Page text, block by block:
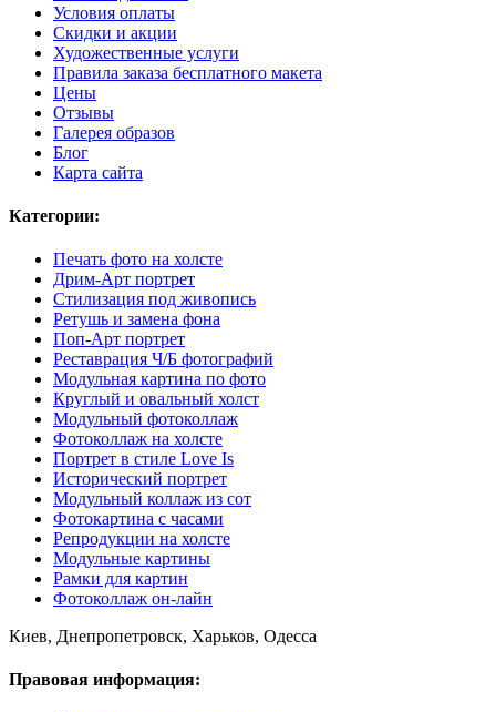
Условия оплаты
Скидки и акции
Художественные услуги
Правила заказа бесплатного макета
Цены
Отзывы
Галерея образов
Блог
Карта сайта
Категории:
Печать фото на холсте
Дрим-Арт портрет
Стилизация под живопись
Ретушь и замена фона
Поп-Арт портрет
Реставрация Ч/Б фотографий
Модульная картина по фото
Круглый и овальный холст
Модульный фотоколлаж
Фотоколлаж на холсте
Портрет в стиле Love Is
Исторический портрет
Модульный коллаж из сот
Фотокартина с часами
Репродукции на холсте
Модульные картины
Рамки для картин
Фотоколлаж он-лайн
Киев, Днепропетровск, Харьков, Одесса
Правовая информация: